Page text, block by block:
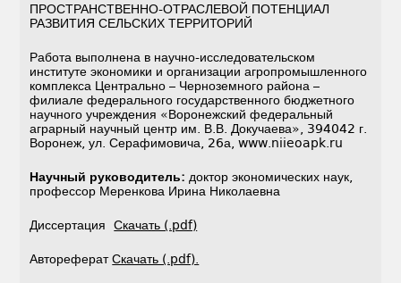
ПРОСТРАНСТВЕННО-ОТРАСЛЕВОЙ ПОТЕНЦИАЛ
РАЗВИТИЯ СЕЛЬСКИХ ТЕРРИТОРИЙ
Работа выполнена в научно-исследовательском
институте экономики и организации агропромышленного
комплекса Центрально – Черноземного района –
филиале федерального государственного бюджетного
научного учреждения «Воронежский федеральный
аграрный научный центр им. В.В. Докучаева», 394042 г.
Воронеж, ул. Серафимовича, 26а, www.niieoapk.ru
Научный руководитель: доктор экономических наук,
профессор Меренкова Ирина Николаевна
ДиссертацияСкачать (.pdf)
АвторефератСкачать (.pdf).